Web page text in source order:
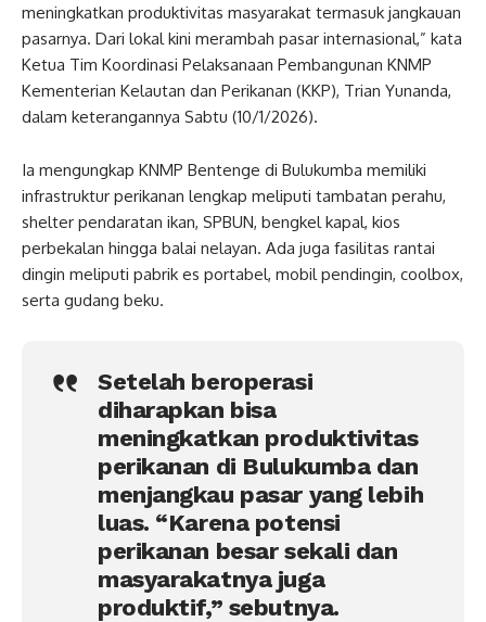
meningkatkan produktivitas masyarakat termasuk jangkauan
pasarnya. Dari lokal kini merambah pasar internasional,” kata
Ketua Tim Koordinasi Pelaksanaan Pembangunan KNMP
Kementerian Kelautan dan Perikanan (KKP), Trian Yunanda,
dalam keterangannya Sabtu (10/1/2026).
Ia mengungkap KNMP Bentenge di Bulukumba memiliki
infrastruktur perikanan lengkap meliputi tambatan perahu,
shelter pendaratan ikan, SPBUN, bengkel kapal, kios
perbekalan hingga balai nelayan. Ada juga fasilitas rantai
dingin meliputi pabrik es portabel, mobil pendingin, coolbox,
serta gudang beku.
Setelah beroperasi
diharapkan bisa
meningkatkan produktivitas
perikanan di Bulukumba dan
menjangkau pasar yang lebih
luas. “Karena potensi
perikanan besar sekali dan
masyarakatnya juga
produktif,” sebutnya.